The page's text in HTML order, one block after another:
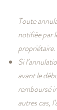
Toute
notifiée par
propriétaire.
Si
avant le
remboursé
autres cas,